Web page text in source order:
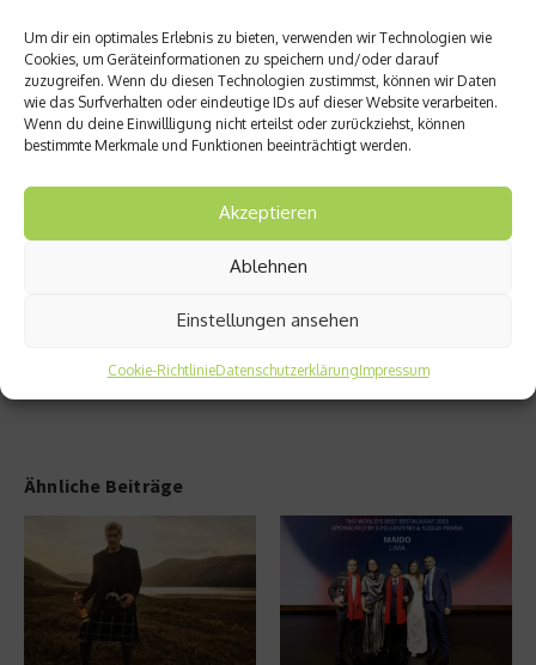
Um dir ein optimales Erlebnis zu bieten, verwenden wir Technologien wie
Cookies, um Geräteinformationen zu speichern und/oder darauf
zuzugreifen. Wenn du diesen Technologien zustimmst, können wir Daten
wie das Surfverhalten oder eindeutige IDs auf dieser Website verarbeiten.
Wenn du deine Einwillligung nicht erteilst oder zurückziehst, können
bestimmte Merkmale und Funktionen beeinträchtigt werden.
Akzeptieren
Ablehnen
Einstellungen ansehen
Cookie-RichtlinieDatenschutzerklärungImpressum
vorheriger Beitrag
Wie
hen
Abend-
und
Morge
Nächster Beitrag
Jungfr
nach
Dresde
n,
Krebse
Berlin
Ähnliche Beiträge